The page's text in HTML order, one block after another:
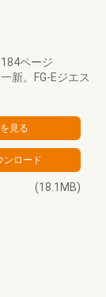
ページ
新。FG-Eジエス
(18.1MB)